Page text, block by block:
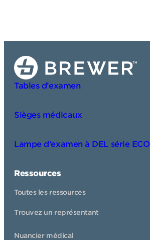
Tables d’examen
Sièges médicaux
Lampe d’examen à DEL série ECO
Ressources
Toutes les ressources
Trouvez un représentant
Nuancier médical